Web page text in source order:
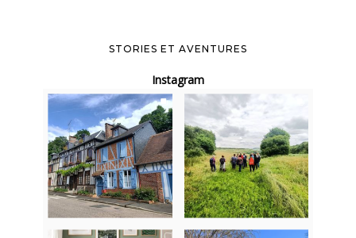
STORIES ET AVENTURES
Instagram